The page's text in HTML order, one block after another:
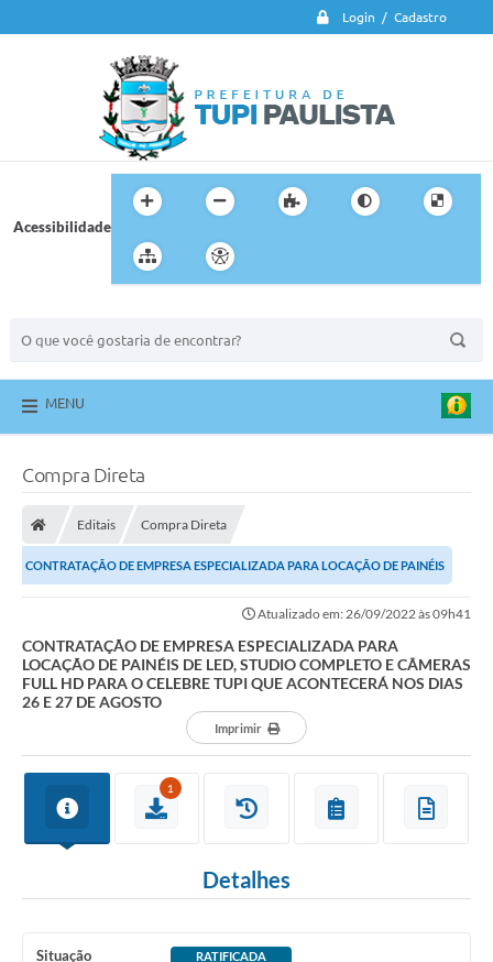
Login / Cadastro
Acessibilidade
MENU
Compra Direta
Editais Compra Direta
CONTRATAÇÃO DE EMPRESA ESPECIALIZADA PARA LOCAÇÃO DE PAINÉIS
Atualizado em: 26/09/2022 às 09h41
CONTRATAÇÃO DE EMPRESA ESPECIALIZADA PARA
LOCAÇÃO DE PAINÉIS DE LED, STUDIO COMPLETO E CÂMERAS
FULL HD PARA O CELEBRE TUPI QUE ACONTECERÁ NOS DIAS
26 E 27 DE AGOSTO
Imprimir
1
Detalhes
Situação RATIFICADA